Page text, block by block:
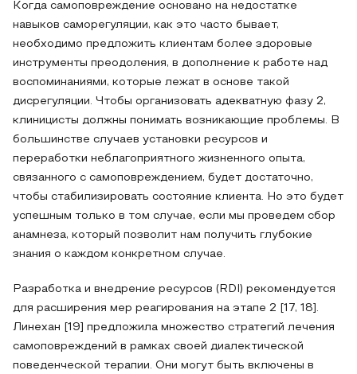
Когда самоповреждение основано на недостатке
навыков саморегуляции, как это часто бывает,
необходимо предложить клиентам более здоровые
инструменты преодоления, в дополнение к работе над
воспоминаниями, которые лежат в основе такой
дисрегуляции. Чтобы организовать адекватную фазу 2,
клиницисты должны понимать возникающие проблемы. В
большинстве случаев установки ресурсов и
переработки неблагоприятного жизненного опыта,
связанного с самоповреждением, будет достаточно,
чтобы стабилизировать состояние клиента. Но это будет
успешным только в том случае, если мы проведем сбор
анамнеза, который позволит нам получить глубокие
знания о каждом конкретном случае.
Разработка и внедрение ресурсов (RDI) рекомендуется
для расширения мер реагирования на этапе 2 [17, 18].
Линехан [19] предложила множество стратегий лечения
самоповреждений в рамках своей диалектической
поведенческой терапии. Они могут быть включены в